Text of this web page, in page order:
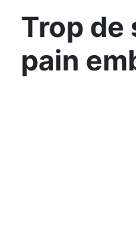
Trop de
pain